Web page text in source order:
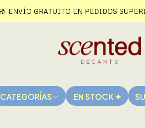
CATEGORÍAS EN STOCK ✦
ENVÍO GRATUITO EN PEDIDOS